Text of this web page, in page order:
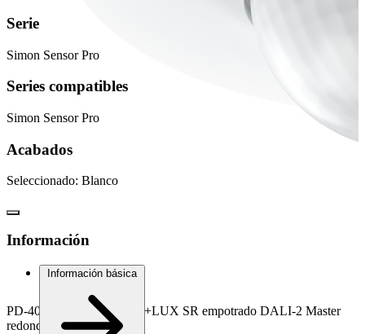
PD-40 Grandes Áreas PIR+LUX SR empotrado DALI-2 Master
redondo blanco IP20
Serie
Simon Sensor Pro
Series compatibles
Simon Sensor Pro
Acabados
Seleccionado: Blanco
Información